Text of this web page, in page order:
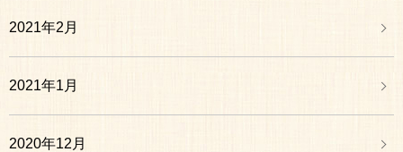
2021年2月
2021年1月
2020年12月